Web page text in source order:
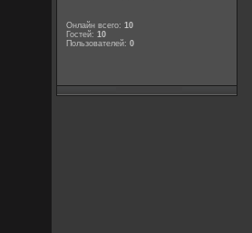
Онлайн всего:10
Гостей:10
Пользователей:0